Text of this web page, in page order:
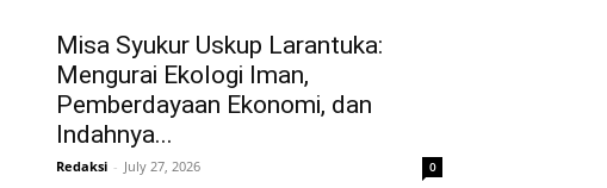
Misa Syukur Uskup Larantuka:
Mengurai Ekologi Iman,
Pemberdayaan Ekonomi, dan
Indahnya...
Redaksi - July 27, 2026 0